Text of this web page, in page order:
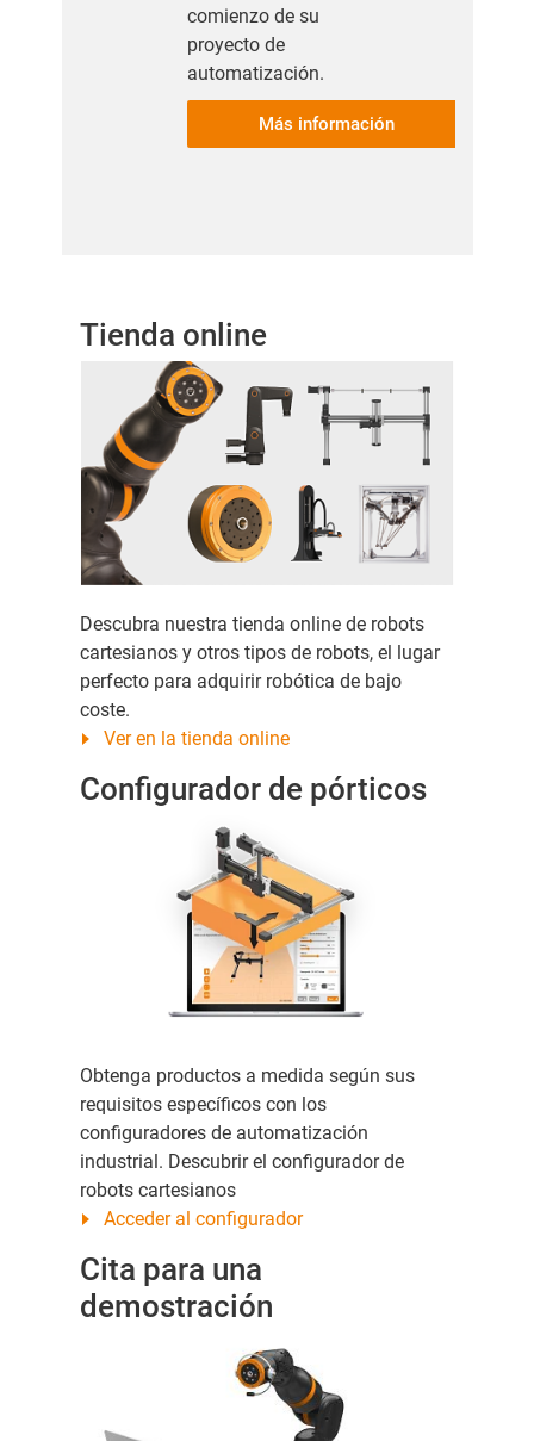
comienzo de su
proyecto de
automatización.
Más información
Tienda online
Descubra nuestra tienda online de robots
cartesianos y otros tipos de robots, el lugar
perfecto para adquirir robótica de bajo
coste.
Ver en la tienda online
Configurador de pórticos
Obtenga productos a medida según sus
requisitos específicos con los
configuradores de automatización
industrial. Descubrir el configurador de
robots cartesianos
Acceder al configurador
Cita para una
demostración